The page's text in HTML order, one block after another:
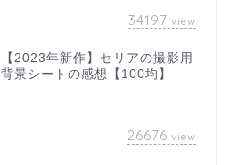
34197 view
【2023年新作】セリアの撮影用
背景シートの感想【100均】
26676 view